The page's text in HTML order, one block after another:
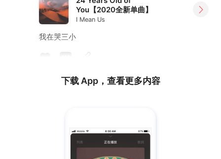
You【2020全新单曲】
I Mean Us
我在哭三小
下载 App，查看更多内容